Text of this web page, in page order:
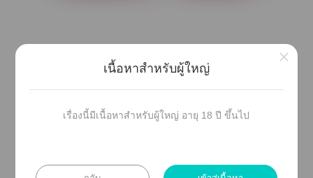
เนื้อหาสำหรับผู้ใหญ่
เรื่องนี้มีเนื้อหาสำหรับผู้ใหญ่ อายุ 18 ปี ขึ้นไป
×